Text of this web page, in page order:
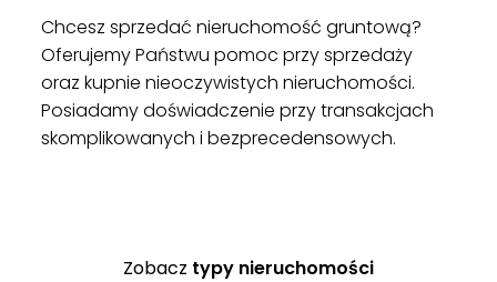
Chcesz sprzedać nieruchomość gruntową?
Oferujemy Państwu pomoc przy sprzedaży
oraz kupnie nieoczywistych nieruchomości.
Posiadamy doświadczenie przy transakcjach
skomplikowanych i bezprecedensowych.
Zobacz typy nieruchomości